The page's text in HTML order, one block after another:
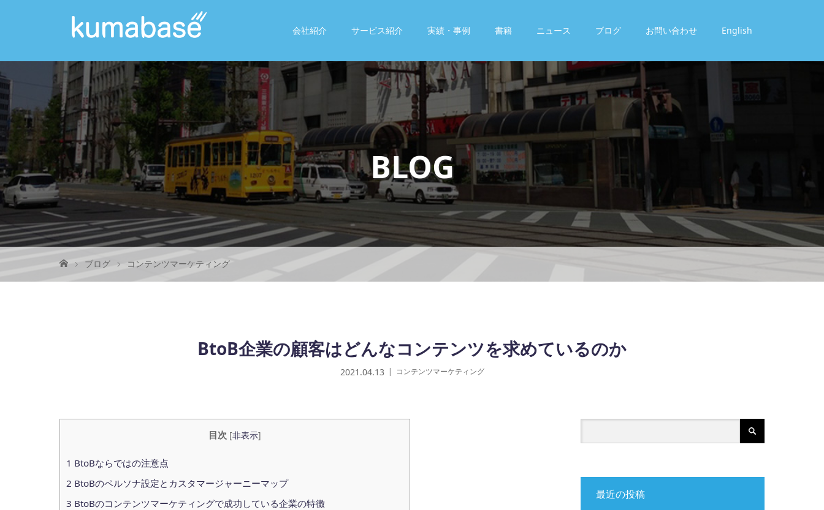
会社紹介 サービス紹介 実績・事例 書籍 ニュース ブログ お問い合わせ English
BLOG
ブログ コンテンツマーケティング
BtoB企業の顧客はどんなコンテンツを求めているのか
2021.04.13 コンテンツマーケティング
目次 [非表示]
1 BtoBならではの注意点
2 BtoBのペルソナ設定とカスタマージャーニーマップ
3 BtoBのコンテンツマーケティングで成功している企業の特徴
最近の投稿